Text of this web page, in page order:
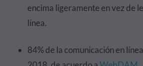
encima ligeramente en vez de
línea.
84% de la comunicación en